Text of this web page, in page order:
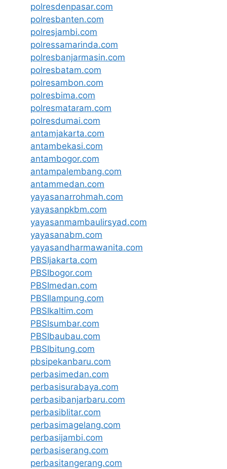
polresdenpasar.com
polresbanten.com
polresjambi.com
polressamarinda.com
polresbanjarmasin.com
polresbatam.com
polresambon.com
polresbima.com
polresmataram.com
polresdumai.com
antamjakarta.com
antambekasi.com
antambogor.com
antampalembang.com
antammedan.com
yayasanarrohmah.com
yayasanpkbm.com
yayasanmambaulirsyad.com
yayasanabm.com
yayasandharmawanita.com
PBSIjakarta.com
PBSIbogor.com
PBSImedan.com
PBSIlampung.com
PBSIkaltim.com
PBSIsumbar.com
PBSIbaubau.com
PBSIbitung.com
pbsipekanbaru.com
perbasimedan.com
perbasisurabaya.com
perbasibanjarbaru.com
perbasiblitar.com
perbasimagelang.com
perbasijambi.com
perbasiserang.com
perbasitangerang.com